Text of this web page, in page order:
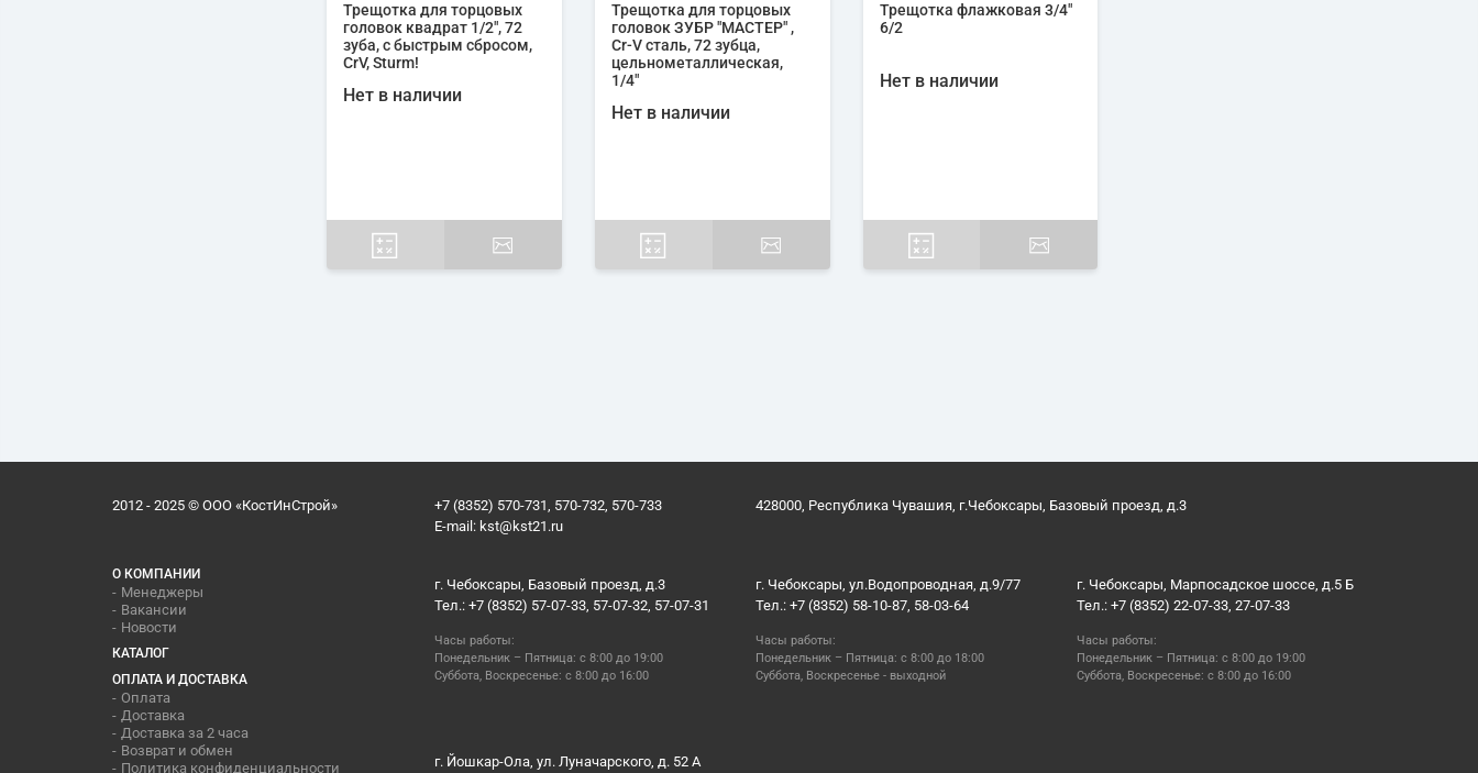
Трещотка для торцовых
головок квадрат 1/2", 72
зуба, с быстрым сбросом,
CrV, Sturm!
Нет в наличии
Трещотка для торцовых
головок ЗУБР "МАСТЕР" ,
Cr-V сталь, 72 зубца,
цельнометаллическая,
1/4"
Нет в наличии
Трещотка флажковая 3/4"
6/2
Нет в наличии
2012 - 2025 © ООО «КостИнСтрой»
+7 (8352) 570-731, 570-732, 570-733
E-mail: kst@kst21.ru
428000, Республика Чувашия, г.Чебоксары, Базовый проезд, д.3
О КОМПАНИИ
Менеджеры
Вакансии
Новости
КАТАЛОГ
ОПЛАТА И ДОСТАВКА
Оплата
Доставка
Доставка за 2 часа
Возврат и обмен
Политика конфиденциальности
г. Чебоксары, Базовый проезд, д.3
Тел.: +7 (8352) 57-07-33, 57-07-32, 57-07-31
Часы работы:
Понедельник – Пятница: с 8:00 до 19:00
Суббота, Воскресенье: с 8:00 до 16:00
г. Чебоксары, ул.Водопроводная, д.9/77
Тел.: +7 (8352) 58-10-87, 58-03-64
Часы работы:
Понедельник – Пятница: с 8:00 до 18:00
Суббота, Воскресенье - выходной
г. Чебоксары, Марпосадское шоссе, д.5 Б
Тел.: +7 (8352) 22-07-33, 27-07-33
Часы работы:
Понедельник – Пятница: с 8:00 до 19:00
Суббота, Воскресенье: с 8:00 до 16:00
г. Йошкар-Ола, ул. Луначарского, д. 52 А